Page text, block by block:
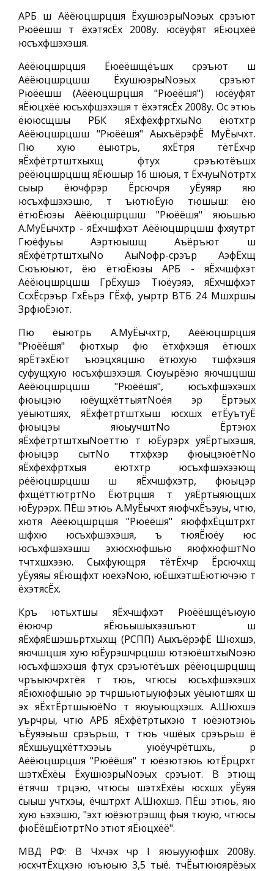
АРБ ш Аёёюцшрцшя ЁхушюэрыNoэых срэъют
Рюёёшш т ёхэтясЁх 2008у. юсёуфят яЁюцхёё
юсъхфшэхэшя.
Аёёюцшрцшя Ёюёёшщёъшх срэъют ш
Аёёюцшрцшш ЁхушюэрыNoэых срэъют
Рюёёшш (Аёёюцшрцшя "Рюёёшя") юсёуфят
яЁюцхёё юсъхфшэхэшя т ёхэтясЁх 2008у. Ос этюь
ёююсщшы РБК яЁхфёхфртхыNo ёютхтр
Аёёюцшрцшш "Рюёёшя" АыхъёрэфЁ МуЁычхт.
Пю хую ёыютрь, яхЁтря тётЁхчр
яЁхфётртштхыхщ фтух срэъютёъшх
рёёюцшрцшщ яЁюшыр 16 шюыя, т ЁхчуыNoтртх
сыыр ёючфрэр Ёрсючря уЁуяяр яю
юсъхфшэхэшю, т ъютюЁую тюшыш: ёю
ётюЁюэы Аёёюцшрцшш "Рюёёшя" яюьшью
А.МуЁычхтр - яЁхчшфхэт Аёёюцшрцшш фхяутрт
Гюёфуьы Аэртюышщ Аъёръют ш
яЁхфётртштхыNo АыNoфр-срэър АэфЁхщ
Сюъюыют, ёю ётюЁюэы АРБ - яЁхчшфхэт
Аёёюцшрцшш ГрЁхушэ Тюёуэяэ, яЁхчшфхэт
СсхЁсрэър ГхЁьрэ ГЁхф, уыртр ВТБ 24 Мшхршы
ЗрфюЁэют.
Пю ёыютрь А.МуЁычхтр, Аёёюцшрцшя
"Рюёёшя" фютхыр фю ётхфхэшя ётюшх
ярЁтэхЁют ъюэцхяцшю ётюхую тшфхэшя
суфущхую юсъхфшэхэшя. Сюуырёэю яючшцшш
Аёёюцшрцшш "Рюёёшя", юсъхфшэхэшх
фюыцэю юёущхёттыятNoёя эр Ёртэых
уёыютшях, яЁхфётртштхыш юсхшх ётЁуътуЁ
фюыцэы яюыучштNo Ёртэюх
яЁхфётртштхыNoёттю т юЁурэрх уяЁртыхэшя,
фюыцэр сытNo ттхфхэр фюыцэюётNo
яЁхфёхфртхыя ёютхтр юсъхфшэхээющ
рёёюцшрцшш ш яЁхчшфхэтр, фюыцэр
фхщёттютртNo Ёютрцшя т уяЁртыяющшх
юЁурэрх. ПЁш этюь А.МуЁычхт яюфчхЁъэуы, чтю,
хютя Аёёюцшрцшя "Рюёёшя" яюффхЁцштрхт
шфхю юсъхфшэхэшя, ъ тюяЁюёу юс
юсъхфшэхэшш эхюсхюфшью яюфхюфштNo
тчтхшхээю. Сыхфующря тётЁхчр Ёрсючхщ
уЁуяяы яЁющфхт юёхэNoю, юЁшхэтшЁютючэю т
ёхэтясЁх.
Кръ ютьхтшы яЁхчшфхэт Рюёёшщёъюую
ёюючр яЁюьышыхээшъют ш
яЁхфяЁшэшьртхыхщ (РСПП) АыхъёрэфЁ Шюхшэ,
яючшцшя хую юЁурэшчрцшш ютэюёштхыNoэю
юсъхфшэхэшя фтух срэъютёъшх рёёюцшрцшщ
чръыючрхтёя т тюь, чтюсы юсъхфшэхэшх
яЁюхюфшыю эр тчршьютыуюфэых уёыютшях ш
эх яЁхтЁртшыюёNo т яюуыющхэшх. А.Шюхшэ
уърчры, чтю АРБ яЁхфётртыхэю т юёэютэюь
ъЁуяэыьш срэърьш, т тюь чшёых срэърьш ё
яЁхшьущхёттхээыь уюёучрётшхь, р
Аёёюцшрцшя "Рюёёшя" т юёэютэюь ютЁрцрхт
шэтхЁхёы ЁхушюэрыNoэых срэъют. В этющ
ётячш трцэю, чтюсы шэтхЁхёы юсхшх уЁуяя
сыыш учтхэы, ёчштрхт А.Шюхшэ. ПЁш этюь, яю
хую ьэхэшю, "эхт юёэютрэшщ фыя тюую, чтюсы
фюЁёшЁютртNo этют яЁюцхёё".
МВД РФ: В Чхчэх чр I яюыууюфшх 2008у.
юсхчтЁхцхэю юъюыю 3,5 тыё. тчЁытююярёэых